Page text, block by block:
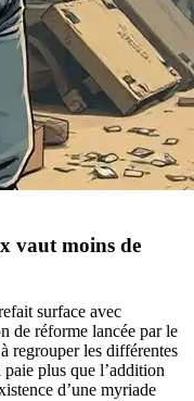
vaut moins de
surface avec
de réforme lancée par le
regrouper les différentes
plus que l’addition
d’une myriade